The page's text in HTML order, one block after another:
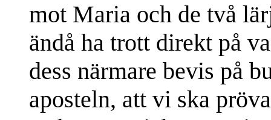
mot Maria och de två
ändå ha trott direkt på
dess närmare bevis på
aposteln, att vi ska